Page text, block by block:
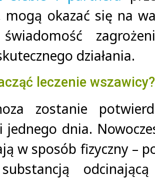
mogą okazać się na
działania.
leczenie wszawicy?
zostanie
jednego dnia.
w sposób fizyczny –
substancją